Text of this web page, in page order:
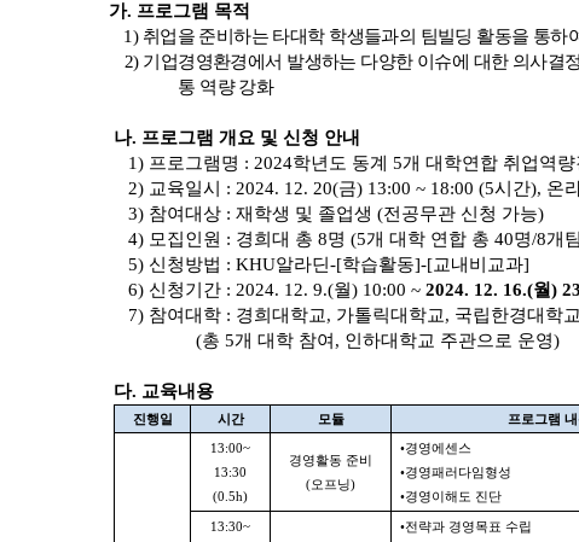
가. 프로그램 목적
1) 취업을 준비하는 타대학 학생들과의 팀빌딩 활동을 통하
2) 기업경영환경에서 발생하는 다양한 이슈에 대한 의사결
통 역량 강화
나. 프로그램 개요 및 신청 안내
1) 프로그램명 : 2024학년도 동계 5개 대학연합 취업역량
2) 교육일시 : 2024. 12. 20(금) 13:00 ~ 18:00 (5시간), 온
3) 참여대상 : 재학생 및 졸업생 (전공무관 신청 가능)
4) 모집인원 : 경희대 총 8명 (5개 대학 연합 총 40명/8개
5) 신청방법 : KHU알라딘-[학습활동]-[교내비교과]
6) 신청기간 : 2024. 12. 9.(월) 10:00 ~ 2024. 12. 16.(월)
7) 참여대학 : 경희대학교, 가톨릭대학교, 국립한경대학
(총 5개 대학 참여, 인하대학교 주관으로 운영)
다. 교육내용
진행일 시간 모듈 프로그램
13:00~
13:30
(0.5h)
경영활동 준비
(오프닝)
•경영에센스
•경영패러다임형성
•경영이해도 진단
13:30~
•전략과 경영목표 수립